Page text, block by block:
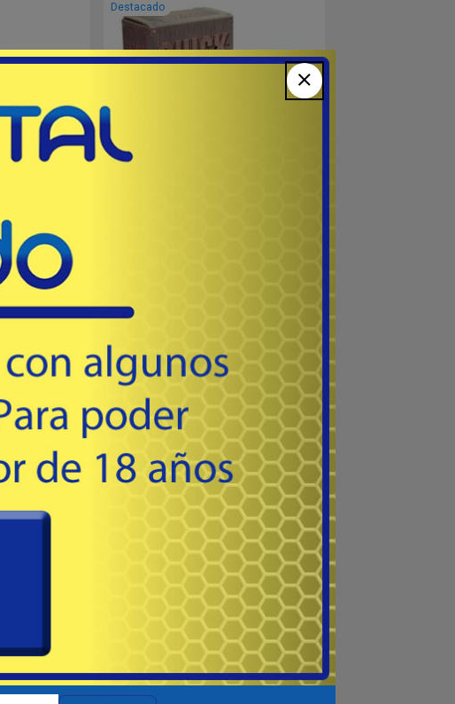
ARMA
Destacado
Quick Draw GUN MAGNET - Potente
imán que le permite esconder su arma
debajo de la mesa, escritorio, coche,
estante o donde desee. Resiste Hasta 5
Kilos.
Muy práctico y necesario
USD 53
Comprar